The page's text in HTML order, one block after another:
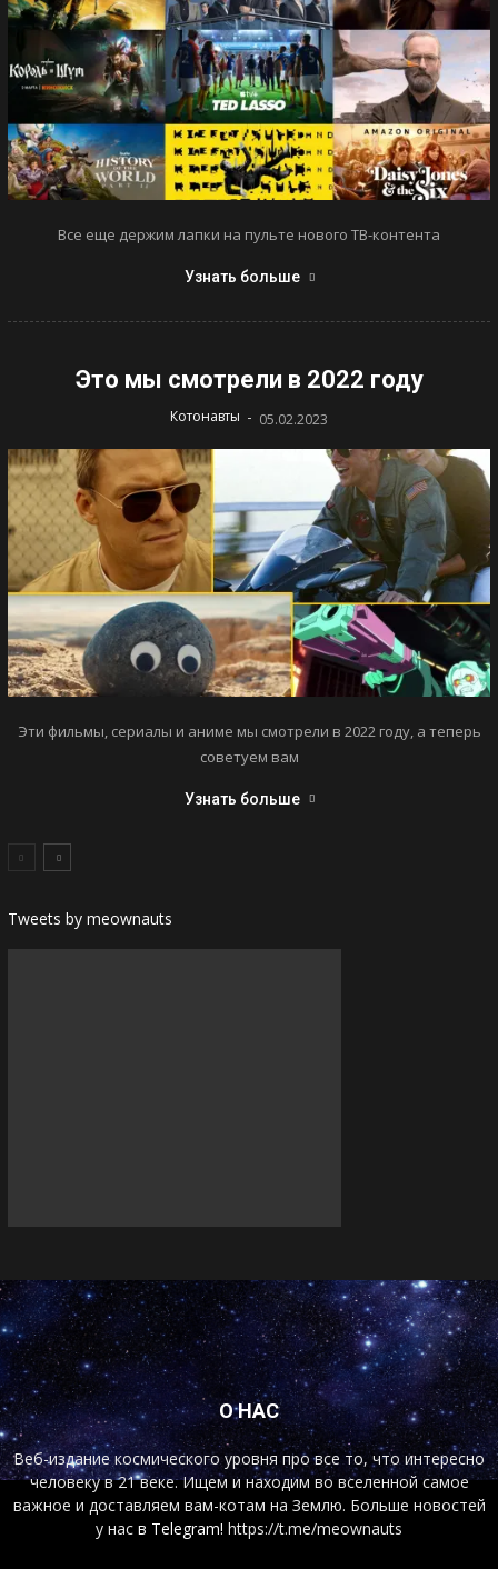
Все еще держим лапки на пульте нового ТВ-контента
Узнать больше
Это мы смотрели в 2022 году
Котонавты - 05.02.2023
Эти фильмы, сериалы и аниме мы смотрели в 2022 году, а теперь
советуем вам
Узнать больше
Tweets by meownauts
О НАС
Веб-издание космического уровня про все то, что интересно
человеку в 21 веке. Ищем и находим во вселенной самое
важное и доставляем вам-котам на Землю. Больше новостей
у нас в Telegram! https://t.me/meownauts